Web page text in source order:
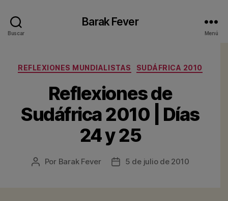
Buscar
Barak Fever
Menú
Categorías
REFLEXIONES MUNDIALISTAS SUDÁFRICA 2010
Reflexiones de
Sudáfrica 2010 | Días
24 y 25
Autor
Por Barak Fever
Fecha5 de julio de 2010